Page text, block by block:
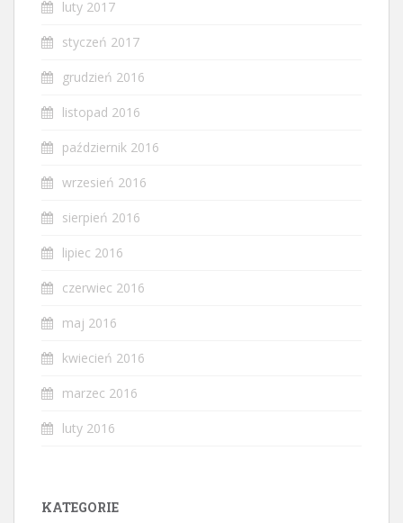
luty 2017
styczeń 2017
grudzień 2016
listopad 2016
październik 2016
wrzesień 2016
sierpień 2016
lipiec 2016
czerwiec 2016
maj 2016
kwiecień 2016
marzec 2016
luty 2016
KATEGORIE